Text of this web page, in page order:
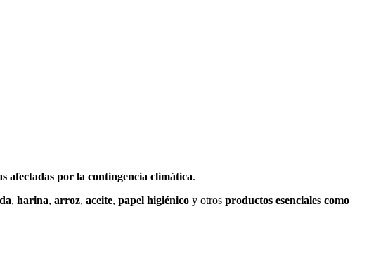
afectadas por la contingencia climática.
, harina, arroz, aceite, papel higiénico y otros productos esenciales como